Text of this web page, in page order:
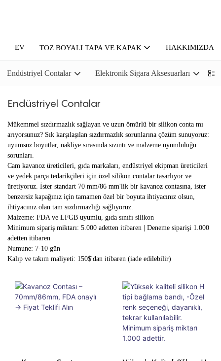
EV TOZ BOYALI TAPA VE KAPAK HAKKIMIZDA
Endüstriyel Contalar Elektronik Sigara Aksesuarları
Endüstriyel Contalar
Mükemmel sızdırmazlık sağlayan ve uzun ömürlü bir silikon conta mı
arıyorsunuz? Sık karşılaşılan sızdırmazlık sorunlarına çözüm sunuyoruz:
uyumsuz boyutlar, nakliye sırasında sızıntı ve malzeme uyumluluğu
sorunları.
Cam kavanoz üreticileri, gıda markaları, endüstriyel ekipman üreticileri
ve yedek parça tedarikçileri için özel silikon contalar tasarlıyor ve
üretiyoruz. İster standart 70 mm/86 mm'lik bir kavanoz contasına, ister
benzersiz kapağınız için tamamen özel bir boyuta ihtiyacınız olsun,
ihtiyacınız olan tam sızdırmazlığı sağlıyoruz.
Malzeme: FDA ve LFGB uyumlu, gıda sınıfı silikon
Minimum sipariş miktarı: 5.000 adetten itibaren | Deneme siparişi 1.000
adetten itibaren
Numune: 7-10 gün
Kalıp ve takım maliyeti: 150$'dan itibaren (iade edilebilir)